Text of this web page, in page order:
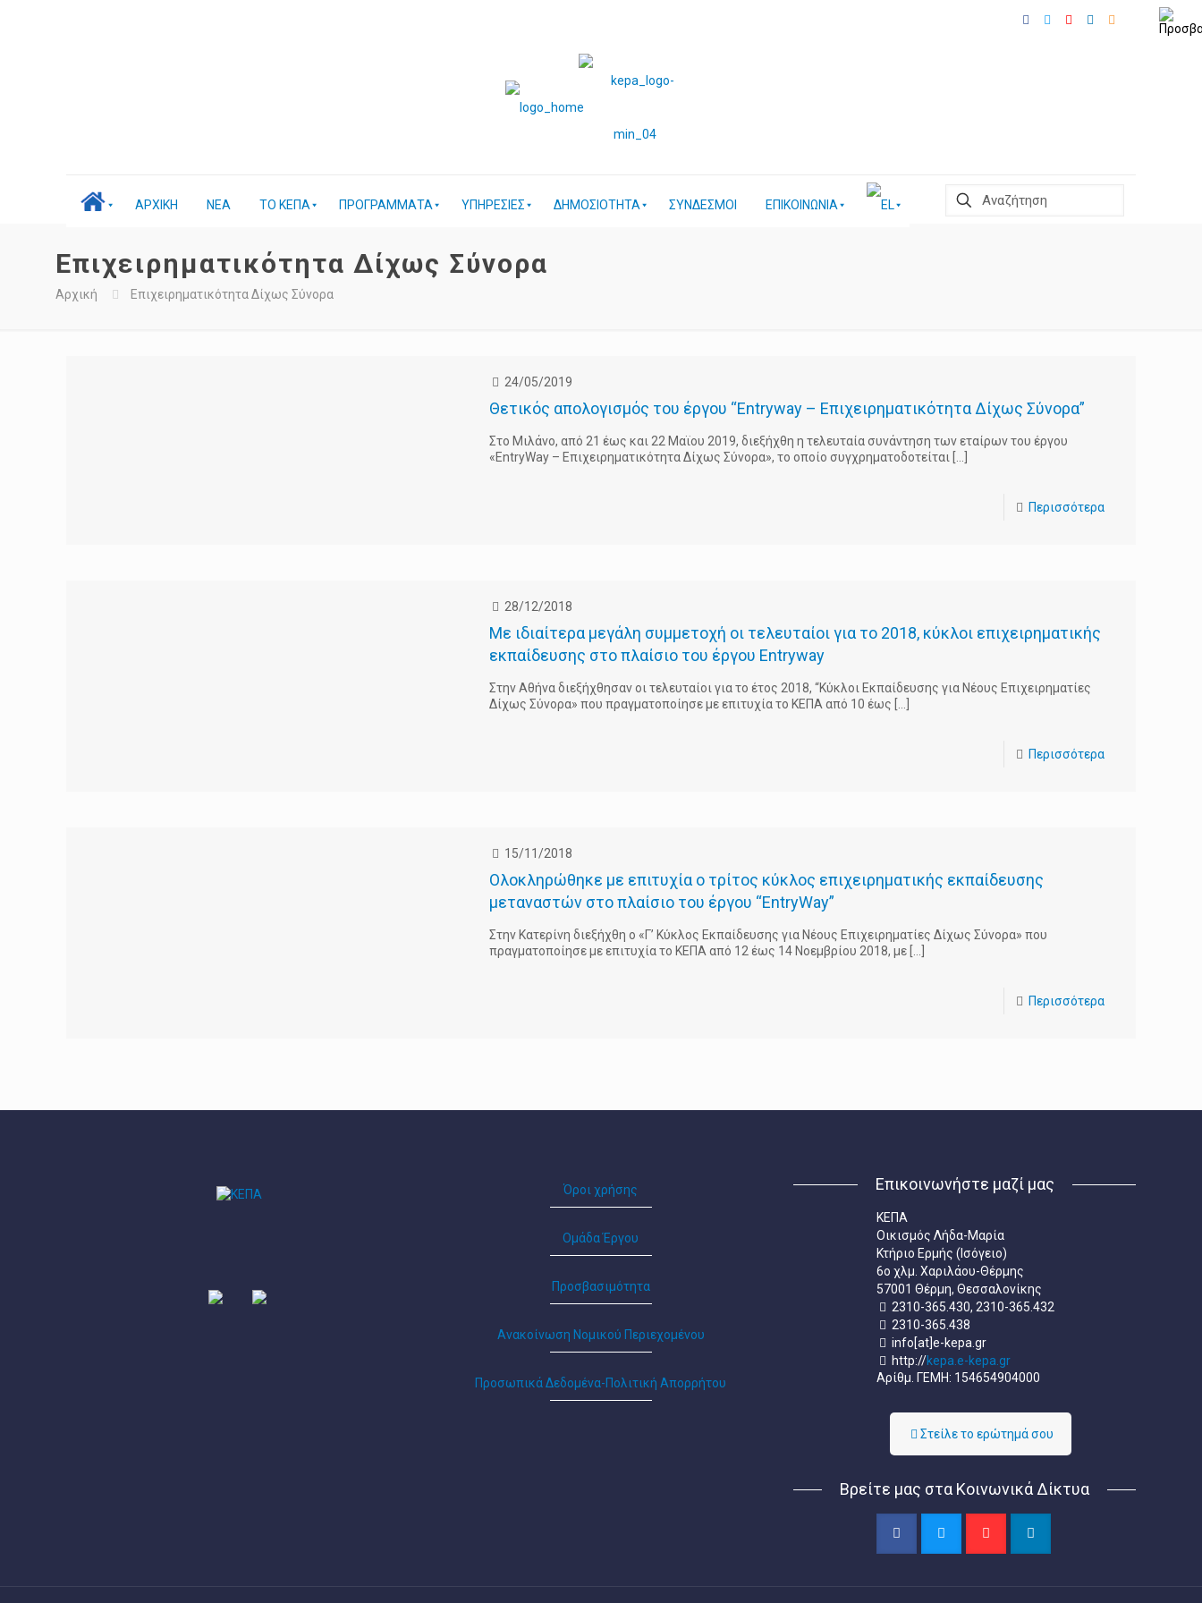
ΑΡΧΙΚΗ ΝΕΑ ΤΟ ΚΕΠΑ ΠΡΟΓΡΑΜΜΑΤΑ ΥΠΗΡΕΣΙΕΣ ΔΗΜΟΣΙΟΤΗΤΑ ΣΥΝΔΕΣΜΟΙ ΕΠΙΚΟΙΝΩΝΙΑ
Επιχειρηματικότητα Δίχως Σύνορα
Αρχική Επιχειρηματικότητα Δίχως Σύνορα
24/05/2019
Θετικός απολογισμός του έργου “Entryway – Επιχειρηματικότητα Δίχως Σύνορα”
Στο Μιλάνο, από 21 έως και 22 Μαϊου 2019, διεξήχθη η τελευταία συνάντηση των εταίρων του έργου
«EntryWay – Επιχειρηματικότητα Δίχως Σύνορα», το οποίο συγχρηματοδοτείται
Περισσότερα
28/12/2018
Με ιδιαίτερα μεγάλη συμμετοχή οι τελευταίοι για το 2018, κύκλοι επιχειρηματικής
εκπαίδευσης στο πλαίσιο του έργου Entryway
Στην Αθήνα διεξήχθησαν οι τελευταίοι για το έτος 2018, “Κύκλοι Εκπαίδευσης για Νέους Επιχειρηματίες
Δίχως Σύνορα» που πραγματοποίησε με επιτυχία το ΚΕΠΑ από 10 έως
Περισσότερα
15/11/2018
Ολοκληρώθηκε με επιτυχία ο τρίτος κύκλος επιχειρηματικής εκπαίδευσης
μεταναστών στο πλαίσιο του έργου “EntryWay”
Στην Κατερίνη διεξήχθη ο «Γ’ Κύκλος Εκπαίδευσης για Νέους Επιχειρηματίες Δίχως Σύνορα» που
πραγματοποίησε με επιτυχία το ΚΕΠΑ από 12 έως 14 Νοεμβρίου 2018, με[…]
Περισσότερα
Όροι χρήσης
Ομάδα Έργου
Προσβασιμότητα
Ανακοίνωση Νομικού Περιεχομένου
Προσωπικά Δεδομένα-Πολιτική Απορρήτου
Επικοινωνήστε μαζί μας
ΚΕΠΑ
Οικισμός Λήδα-Μαρία
Κτήριο Ερμής (Ισόγειο)
6ο χλμ. Χαριλάου-Θέρμης
57001 Θέρμη, Θεσσαλονίκης
2310-365.430, 2310-365.432
2310-365.438
info[at]e-kepa.gr
http://kepa.e-kepa.gr
Αρίθμ. ΓΕΜΗ: 154654904000
Στείλε τo ερώτημά σου
Βρείτε μας στα Κοινωνικά Δίκτυα